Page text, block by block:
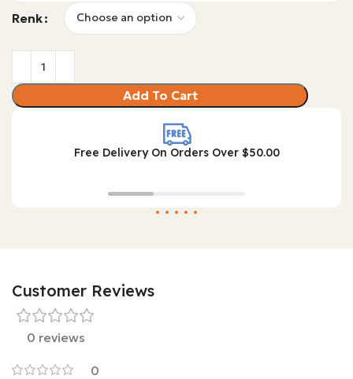
Renk
Add To Cart
Free Delivery On Orders Over $50.00
Customer Reviews
0 reviews
0